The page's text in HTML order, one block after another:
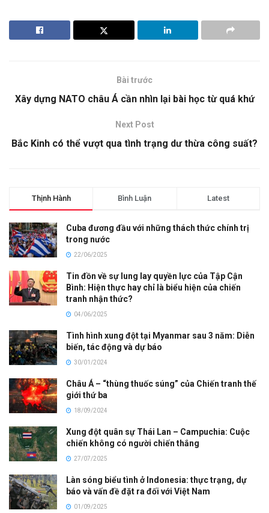
Bài trước
Xây dựng NATO châu Á cần nhìn lại bài học từ quá khứ
Next Post
Bắc Kinh có thể vượt qua tình trạng dư thừa công suất?
Thịnh Hành Bình Luận Latest
Cuba đương đầu với những thách thức chính trị
trong nước
22/06/2025
Tin đồn về sự lung lay quyền lực của Tập Cận
Bình: Hiện thực hay chỉ là biểu hiện của chiến
tranh nhận thức?
04/06/2025
Tình hình xung đột tại Myanmar sau 3 năm: Diễn
biến, tác động và dự báo
30/01/2024
Châu Á – “thùng thuốc súng” của Chiến tranh thế
giới thứ ba
18/09/2024
Xung đột quân sự Thái Lan – Campuchia: Cuộc
chiến không có người chiến thắng
27/07/2025
Làn sóng biểu tình ở Indonesia: thực trạng, dự
báo và vấn đề đặt ra đối với Việt Nam
01/09/2025